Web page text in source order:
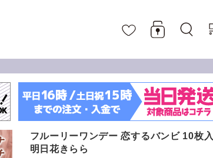
フルーリーワンデー 恋するバンビ 10枚入
明日花きらら